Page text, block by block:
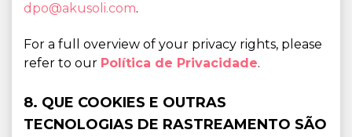
dpo@akusoli.com.
For a full overview of your privacy rights, please
refer to our Política de Privacidade.
8. QUE COOKIES E OUTRAS
TECNOLOGIAS DE RASTREAMENTO SÃO